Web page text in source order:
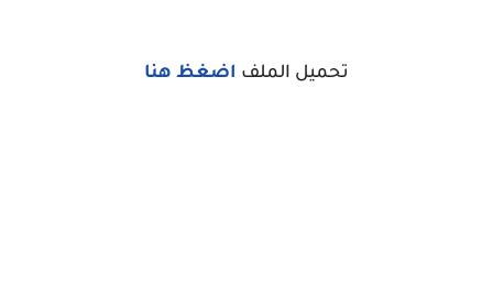
تحميل الملف اضغظ هنا